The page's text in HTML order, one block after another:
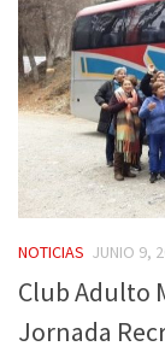
NOTICIAS JUNIO 9,
Club Adulto
Jornada